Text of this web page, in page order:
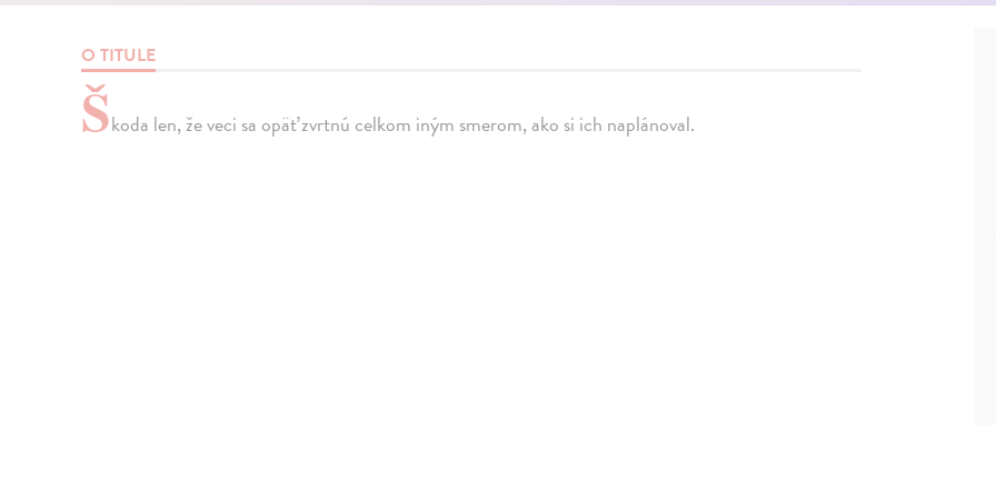
O TITULE
Škoda len, že veci sa opäť zvrtnú celkom iným smerom, ako si ich naplánoval.